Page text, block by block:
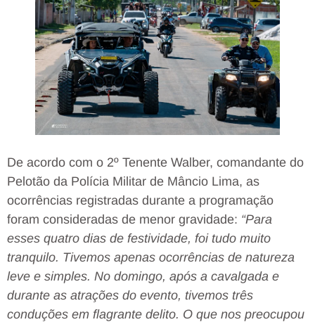
De acordo com o 2º Tenente Walber, comandante do
Pelotão da Polícia Militar de Mâncio Lima, as
ocorrências registradas durante a programação
foram consideradas de menor gravidade: “Para
esses quatro dias de festividade, foi tudo muito
tranquilo. Tivemos apenas ocorrências de natureza
leve e simples. No domingo, após a cavalgada e
durante as atrações do evento, tivemos três
conduções em flagrante delito. O que nos preocupou